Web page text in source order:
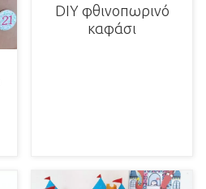
DIY φθινοπωρινό
καφάσι